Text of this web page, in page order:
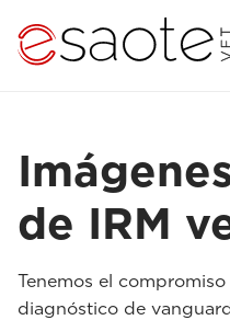
de IRM
Tenemos el
diagnóstico de